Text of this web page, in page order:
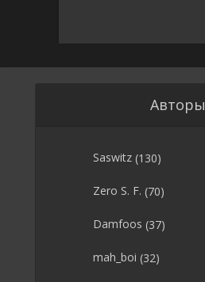
Авторы
Saswitz (130)
Zero S. F. (70)
Damfoos (37)
mah_boi (32)